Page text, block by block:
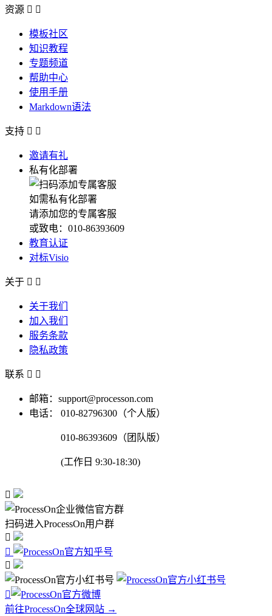
资源  
模板社区
知识教程
专题频道
帮助中心
使用手册
Markdown语法
支持  
邀请有礼
私有化部署
如需私有化部署
请添加您的专属客服
或致电：010-86393609
教育认证
对标Visio
关于  
关于我们
加入我们
服务条款
隐私政策
联系  
邮箱：support@processon.com
电话：
010-82796300（个人版）
010-86393609（团队版）
(工作日 9:30-18:30)

扫码进入ProcessOn用户群




前往ProcessOn全球网站 →